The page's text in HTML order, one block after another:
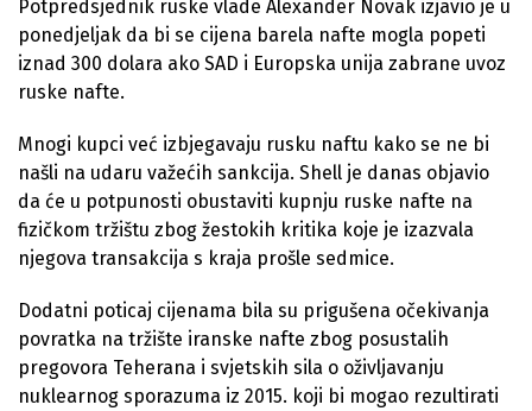
Potpredsjednik ruske vlade Alexander Novak izjavio je u
ponedjeljak da bi se cijena barela nafte mogla popeti
iznad 300 dolara ako SAD i Europska unija zabrane uvoz
ruske nafte.
Mnogi kupci već izbjegavaju rusku naftu kako se ne bi
našli na udaru važećih sankcija. Shell je danas objavio
da će u potpunosti obustaviti kupnju ruske nafte na
fizičkom tržištu zbog žestokih kritika koje je izazvala
njegova transakcija s kraja prošle sedmice.
Dodatni poticaj cijenama bila su prigušena očekivanja
povratka na tržište iranske nafte zbog posustalih
pregovora Teherana i svjetskih sila o oživljavanju
nuklearnog sporazuma iz 2015. koji bi mogao rezultirati